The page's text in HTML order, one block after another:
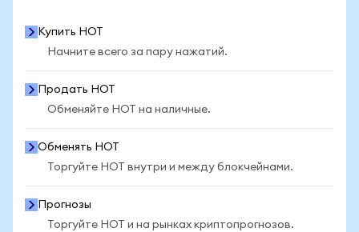
Купить HOT
Начните всего за пару нажатий.
Продать HOT
Обменяйте HOT на наличные.
Обменять HOT
Торгуйте HOT внутри и между блокчейнами.
Прогнозы
Торгуйте HOT и на рынках криптопрогнозов.